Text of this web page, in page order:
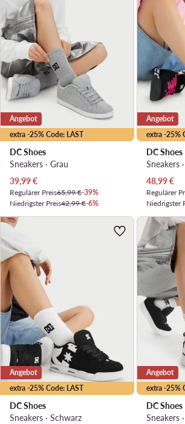
extra -25% Code: LAST
Angebot
DC Shoes
Sneakers · Grau
Aktueller Preis
39,99€
Regulärer Preis65,99 €-39%
Niedrigster Preis42,99 €-6%
extra -25%
Angebot
DC Shoes
Sneakers
Aktueller
48,99€
Regulärer
Niedrigster
extra -25% Code: LAST
Angebot
DC Shoes
Sneakers · Schwarz
extra -25%
Angebot
DC Shoes
Sneakers